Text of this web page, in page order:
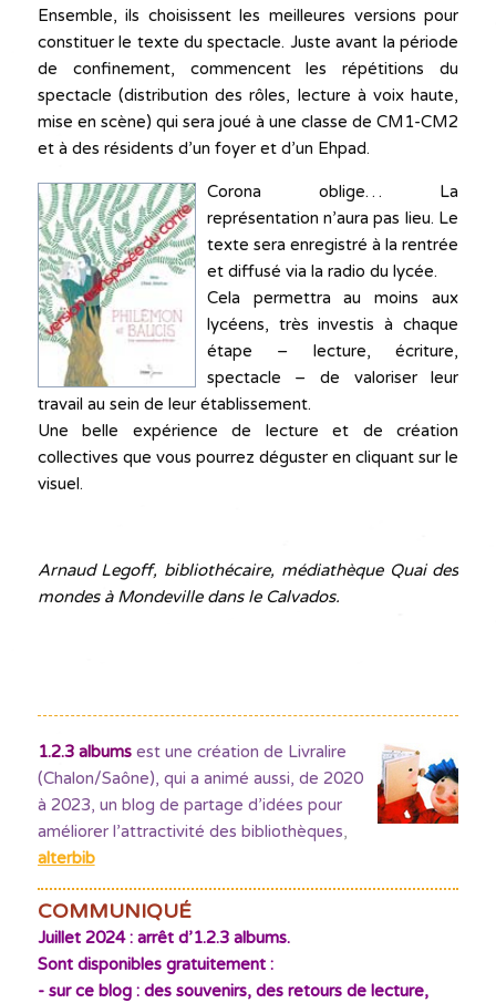
Ensemble, ils choisissent les meilleures versions pour
constituer le texte du spectacle. Juste avant la période
de confinement, commencent les répétitions du
spectacle (distribution des rôles, lecture à voix haute,
mise en scène) qui sera joué à une classe de CM1-CM2
et à des résidents d’un foyer et d’un Ehpad.
Corona oblige… La
représentation n’aura pas lieu. Le
texte sera enregistré à la rentrée
et diffusé via la radio du lycée.
Cela permettra au moins aux
lycéens, très investis à chaque
étape – lecture, écriture,
spectacle – de valoriser leur
travail au sein de leur établissement.
Une belle expérience de lecture et de création
collectives que vous pourrez déguster en cliquant sur le
visuel.
Arnaud Legoff, bibliothécaire, médiathèque Quai des
mondes à Mondeville dans le Calvados.
1.2.3 albumsest une création de Livralire
(Chalon/Saône), qui a animé aussi, de 2020
à 2023, un blog de partage d’idées pour
améliorer l’attractivité des bibliothèques,
alterbib
COMMUNIQUÉ
Juillet 2024 : arrêt d’1.2.3 albums.
Sont disponibles gratuitement :
- sur ce blog : des souvenirs, des retours de lecture,